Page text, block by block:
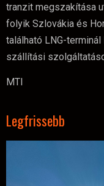
tranzit megszakítása
folyik Szlovákia és
található LNG-
szállítási
MTI
Legfrissebb